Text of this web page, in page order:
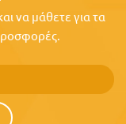
να μάθετε για τα